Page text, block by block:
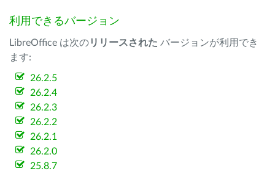
利用できるバージョン
LibreOffice は次のリリースされた バージョンが利用でき
ます:
26.2.5
26.2.4
26.2.3
26.2.2
26.2.1
26.2.0
25.8.7